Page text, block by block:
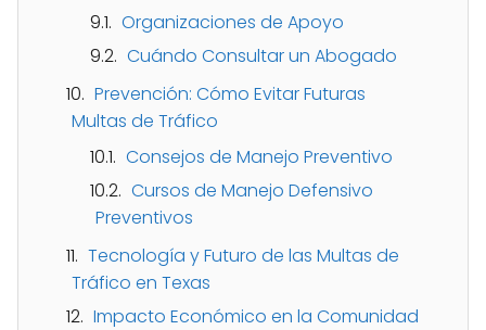
Organizaciones de Apoyo
Cuándo Consultar un Abogado
Prevención: Cómo Evitar Futuras
Multas de Tráfico
Consejos de Manejo Preventivo
Cursos de Manejo Defensivo
Preventivos
Tecnología y Futuro de las Multas de
Tráfico en Texas
Impacto Económico en la Comunidad